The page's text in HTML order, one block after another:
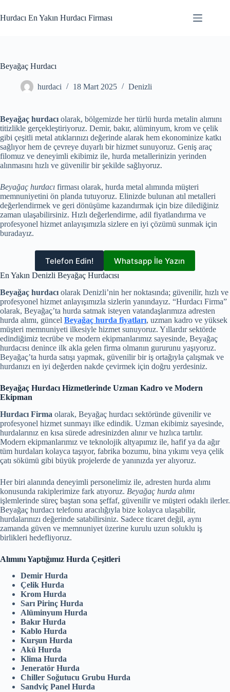
to
content
Hurdacı En Yakın Hurdacı Firması
Beyağaç Hurdacı
hurdaci 18 Mart 2025 Denizli
Beyağaç hurdacı olarak, bölgemizde her türlü hurda metalin alımını
titizlikle gerçekleştiriyoruz. Demir, bakır, alüminyum, krom ve çelik
gibi çeşitli metal atıklarınızı değerinde alarak hem ekonominize katkı
sağlıyor hem de çevreye duyarlı bir hizmet sunuyoruz. Geniş araç
filomuz ve deneyimli ekibimiz ile, hurda metallerinizin yerinden
alınmasını hızlı ve güvenilir bir şekilde sağlıyoruz.
Beyağaç hurdacı firması olarak, hurda metal alımında müşteri
memnuniyetini ön planda tutuyoruz. Elinizde bulunan atıl metalleri
değerlendirmek ve geri dönüşüme kazandırmak için bize dilediğiniz
zaman ulaşabilirsiniz. Hızlı değerlendirme, adil fiyatlandırma ve
profesyonel hizmet anlayışımızla sizlere en iyi çözümü sunmak için
buradayız.
Telefon Edin! Whatsapp İle Yazın
En Yakın Denizli Beyağaç Hurdacısı
Beyağaç hurdacı olarak Denizli’nin her noktasında; güvenilir, hızlı ve
profesyonel hizmet anlayışımızla sizlerin yanındayız. “Hurdacı Firma”
olarak, Beyağaç’ta hurda satmak isteyen vatandaşlarımıza adresten
hurda alımı, güncel Beyağaç hurda fiyatları, uzman kadro ve yüksek
müşteri memnuniyeti ilkesiyle hizmet sunuyoruz. Yıllardır sektörde
edindiğimiz tecrübe ve modern ekipmanlarımız sayesinde, Beyağaç
hurdacısı denince ilk akla gelen firma olmanın gururunu yaşıyoruz.
Beyağaç’ta hurda satışı yapmak, güvenilir bir iş ortağıyla çalışmak ve
hurdanızı en iyi değerden nakde çevirmek için doğru yerdesiniz.
Beyağaç Hurdacı Hizmetlerinde Uzman Kadro ve Modern
Ekipman
Hurdacı Firma olarak, Beyağaç hurdacı sektöründe güvenilir ve
profesyonel hizmet sunmayı ilke edindik. Uzman ekibimiz sayesinde,
hurdalarınız en kısa sürede adresinizden alınır ve hızlıca tartılır.
Modern ekipmanlarımız ve teknolojik altyapımız ile, hafif ya da ağır
tüm hurdaları kolayca taşıyor, fabrika bozumu, bina yıkımı veya çelik
çatı sökümü gibi büyük projelerde de yanınızda yer alıyoruz.
Her biri alanında deneyimli personelimiz ile, adresten hurda alımı
konusunda rakiplerimize fark atıyoruz. Beyağaç hurda alımı
işlemlerinde süreç baştan sona şeffaf, güvenilir ve müşteri odaklı ilerler.
Beyağaç hurdacı telefonu aracılığıyla bize kolayca ulaşabilir,
hurdalarınızı değerinde satabilirsiniz. Sadece ticaret değil, aynı
zamanda güven ve memnuniyet üzerine kurulu uzun soluklu iş
birlikleri hedefliyoruz.
Alımını Yaptığımız Hurda Çeşitleri
Demir Hurda
Çelik Hurda
Krom Hurda
Sarı Pirinç Hurda
Alüminyum Hurda
Bakır Hurda
Kablo Hurda
Kurşun Hurda
Akü Hurda
Klima Hurda
Jeneratör Hurda
Chiller Soğutucu Grubu Hurda
Sandviç Panel Hurda